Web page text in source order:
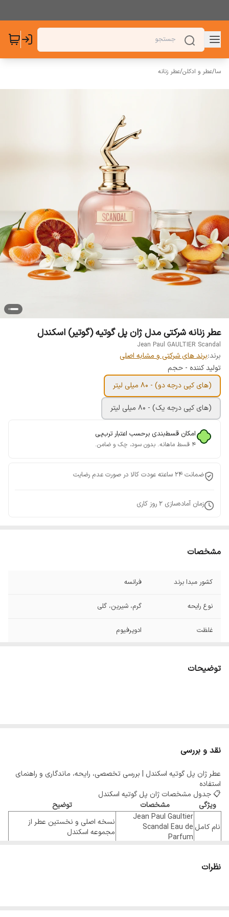
سا/عطر و ادکلن/عطر زنانه
عطر زنانه شرکتی مدل ژان پل گوتیه (گوتیر) اسکندل
Jean Paul GAULTIER Scandal
برند:برند های شرکتی و مشابه اصلی
تولید کننده - حجم
(های کپی درجه دو) - 80 میلی لیتر
(های کپی درجه یک) - 80 میلی لیتر
امکان قسط‌بندی برحسب اعتبار ترب‌پی
۴ قسط ماهانه. بدون سود، چک و ضامن.
ضمانت 24 ساعته عودت کالا در صورت عدم رضایت
زمان آماده‌سازی 2 روز کاری
مشخصات
کشور مبدا برند فرانسه
نوع رایحه گرم، شیرین، گلی
غلظت ادوپرفیوم
توضیحات
نقد و بررسی
عطر ژان پل گوتیه اسکندل | بررسی تخصصی، رایحه، ماندگاری و راهنمای
استفاده
📋 جدول مشخصات ژان پل گوتیه اسکندل
ویژگی
مشخصات توضیح
نام کامل
Jean Paul Gaultier
Scandal Eau de
Parfum
نسخه اصلی و نخستین عطر از
مجموعه اسکندل
سال
عرضه
نظرات